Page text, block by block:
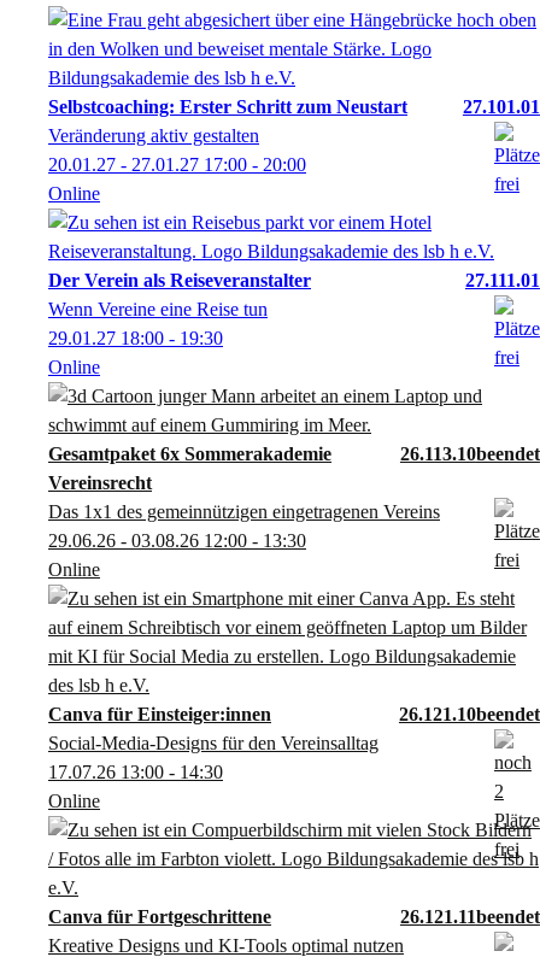
Gesamtpaket 6x Sommerakademie
Vereinsrecht
26.113.10
Das 1x1 des gemeinnützigen eingetragenen Vereins
29.06.26 - 03.08.26 12:00 - 13:30
Online
Canva für Einsteiger:innen
26.121.10
Social-Media-Designs für den Vereinsalltag
17.07.26 13:00 - 14:30
Online
Canva für Fortgeschrittene
26.121.11
Kreative Designs und KI-Tools optimal nutzen
Selbstcoaching: Erster Schritt zum Neustart
27.101.01
Veränderung aktiv gestalten
20.01.27 - 27.01.27 17:00 - 20:00
Online
Der Verein als Reiseveranstalter
27.111.01
Wenn Vereine eine Reise tun
29.01.27 18:00 - 19:30
Online